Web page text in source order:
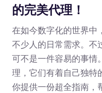
的完美代理！
在如今数字化的世界中
不少人的日常需求。不
可不是一件容易的事情
理，它们有着自己独特
你提供一份超全指南，